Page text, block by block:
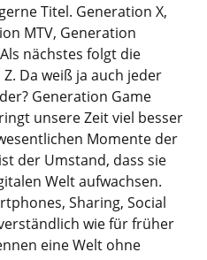
Titel. Generation X,
MTV, Generation
nächstes folgt die
Da weiß ja auch jeder
Generation Game
unsere Zeit viel besser
Momente der
der Umstand, dass sie
Welt aufwachsen.
Sharing, Social
wie für früher
eine Welt ohne